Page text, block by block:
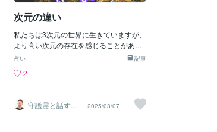
次元の違い
私たちは3次元の世界に生きていますが、
より高い次元の存在を感じることがあり
ます。4次元とは？ 5次元とは？ を高次
何ですか？3次元は、あなたが今、肉体を
いる世界です。長さ・幅・高さを持つ立
体の空間と、時間が一方向に流れるとい
記事
占い
2
守護霊と話す人
｜まこと
2025/03/07